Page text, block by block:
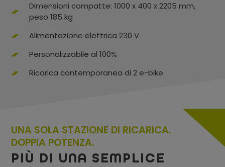
Dimensioni compatte: 1000 x 400 x 2205 mm,
peso 185 kg
Alimentazione elettrica 230 V
Personalizzabile al 100%
Ricarica contemporanea di 2 e-bike
UNA SOLA STAZIONE DI RICARICA.
DOPPIA POTENZA.
PIÙ DI UNA SEMPLICE